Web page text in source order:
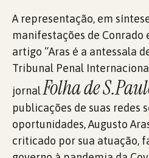
A representação, em
manifestações de Conrado
artigo “Aras é a antessala
Tribunal Penal
jornalFolha de
publicações de suas redes
oportunidades, Augusto
criticado por sua atuação,